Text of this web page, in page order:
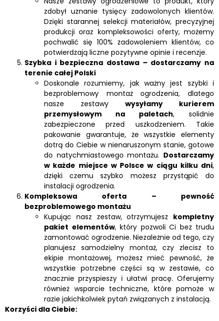
zdobył uznanie tysięcy zadowolonych klientów.
Dzięki starannej selekcji materiałów, precyzyjnej
produkcji oraz kompleksowości oferty, możemy
pochwalić się 100% zadowoleniem klientów, co
potwierdzają liczne pozytywne opinie i recenzje.
Szybka i bezpieczna dostawa – dostarczamy na
terenie całej Polski
Doskonale rozumiemy, jak ważny jest szybki i
bezproblemowy montaż ogrodzenia, dlatego
nasze zestawy wysyłamy kurierem
przemysłowym na paletach, solidnie
zabezpieczone przed uszkodzeniem. Takie
pakowanie gwarantuje, że wszystkie elementy
dotrą do Ciebie w nienaruszonym stanie, gotowe
do natychmiastowego montażu. Dostarczamy
w każde miejsce w Polsce w ciągu kilku dni,
dzięki czemu szybko możesz przystąpić do
instalacji ogrodzenia.
Kompleksowa oferta – pewność
bezproblemowego montażu
Kupując nasz zestaw, otrzymujesz kompletny
pakiet elementów, który pozwoli Ci bez trudu
zamontować ogrodzenie. Niezależnie od tego, czy
planujesz samodzielny montaż, czy zlecisz to
ekipie montażowej, możesz mieć pewność, że
wszystkie potrzebne części są w zestawie, co
znacznie przyspieszy i ułatwi pracę. Oferujemy
również wsparcie techniczne, które pomoże w
razie jakichkolwiek pytań związanych z instalacją.
Korzyści dla Ciebie: